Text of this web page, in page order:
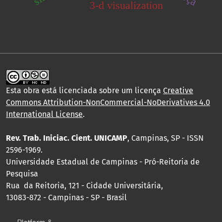
3-d visualization
Esta obra está licenciada sobre um licença Creative
Commons Attribution-NonCommercial-NoDerivatives 4.0
International License.
Rev. Trab. Iniciac. Cient. UNICAMP, Campinas, SP - ISSN
2596-1969.
Universidade Estadual de Campinas - Pró-Reitoria de
Pesquisa
Rua da Reitoria, 121 - Cidade Universitária,
13083-872 - Campinas - SP - Brasil